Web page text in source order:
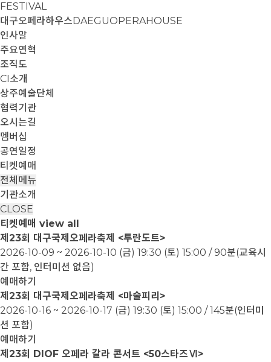
FESTIVAL
대구오페라하우스DAEGUOPERAHOUSE
인사말
주요연혁
조직도
CI소개
상주예술단체
협력기관
오시는길
멤버십
공연일정
티켓예매
전체메뉴
기관소개
CLOSE
티켓예매 view all
제23회 대구국제오페라축제 <투란도트>
2026-10-09 ~ 2026-10-10 (금) 19:30 (토) 15:00 / 90분(교육시
간 포함, 인터미션 없음)
예매하기
제23회 대구국제오페라축제 <마술피리>
2026-10-16 ~ 2026-10-17 (금) 19:30 (토) 15:00 / 145분(인터미
션 포함)
예매하기
제23회 DIOF 오페라 갈라 콘서트 <50스타즈Ⅵ>